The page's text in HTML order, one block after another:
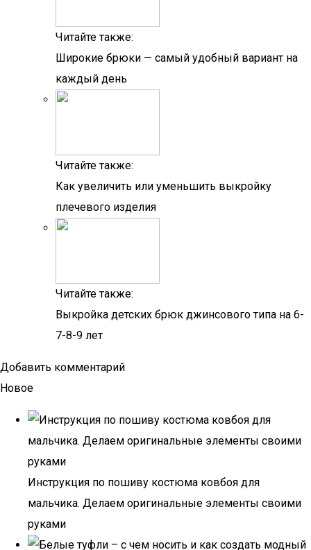
Читайте также:
Широкие брюки — самый удобный вариант на
каждый день
Читайте также:
Как увеличить или уменьшить выкройку
плечевого изделия
Читайте также:
Выкройка детских брюк джинсового типа на 6-
7-8-9 лет
Добавить комментарий
Новое
Инструкция по пошиву костюма ковбоя для
мальчика. Делаем оригинальные элементы своими
руками